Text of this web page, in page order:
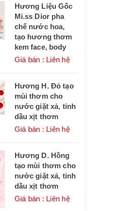
Hương Liệu Gốc
Mi.ss Dior pha
chế nước hoa,
tạo hương thơm
kem face, body
Giá bán : Liên hệ
Hương H. Đỏ tạo
mùi thơm cho
nước giặt xả, tinh
dầu xịt thơm
Giá bán : Liên hệ
Hương D. Hồng
tạo mùi thơm cho
nước giặt xả, tinh
dầu xịt thơm
Giá bán : Liên hệ